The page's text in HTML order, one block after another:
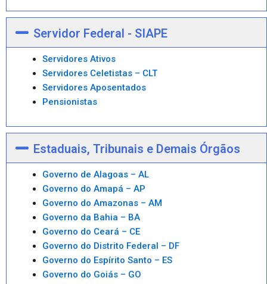
Servidor Federal - SIAPE
Servidores Ativos
Servidores Celetistas – CLT
Servidores Aposentados
Pensionistas
Estaduais, Tribunais e Demais Órgãos
Governo de Alagoas – AL
Governo do Amapá – AP
Governo do Amazonas – AM
Governo da Bahia – BA
Governo do Ceará – CE
Governo do Distrito Federal – DF
Governo do Espírito Santo – ES
Governo do Goiás – GO